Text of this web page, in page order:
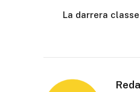
La darrera